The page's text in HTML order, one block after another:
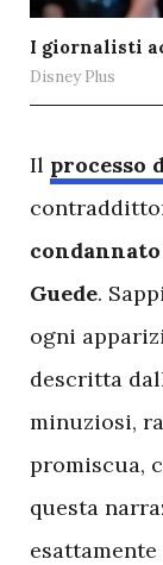
I giornalisti
Disney Plus
Il processo
Guede.
ogni
descritta
minuziosi,
promiscua,
questa